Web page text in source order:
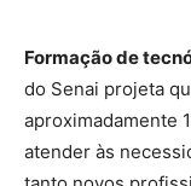
Formação de
do Senai projeta
aproximadamente
atender às